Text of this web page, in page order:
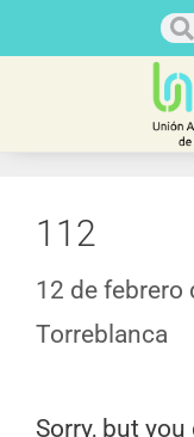
112
12 de febrero
Torreblanca
Sorry, but